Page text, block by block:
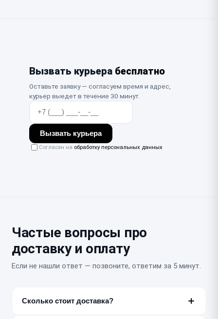
Вызвать курьера бесплатно
Оставьте заявку — согласуем время и адрес,
курьер выедет в течение 30 минут.
Вызвать курьера
Согласен на обработку персональных данных
Частые вопросы про
доставку и оплату
Если не нашли ответ — позвоните, ответим за 5 минут.
Сколько стоит доставка?